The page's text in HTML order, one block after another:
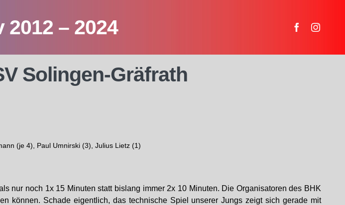
2012 – 2024
Solingen-Gräfrath
(je 4), Paul Umnirski (3), Julius Lietz (1)
nur noch 1x 15 Minuten statt bislang immer 2x 10 Minuten. Die Organisatoren des BHK
können. Schade eigentlich, das technische Spiel unserer Jungs zeigt sich gerade mit